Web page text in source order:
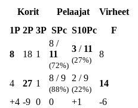
Korit Pelaajat
Virheet
1P 2P 3P SPc S10Pc F
8 18 1
8 /
11
(72%)
3 / 11
(27%)
8
4 27 1
8 / 9
(88%)
2 / 9
(22%)
14
+4 -9 0 0 +1 -6